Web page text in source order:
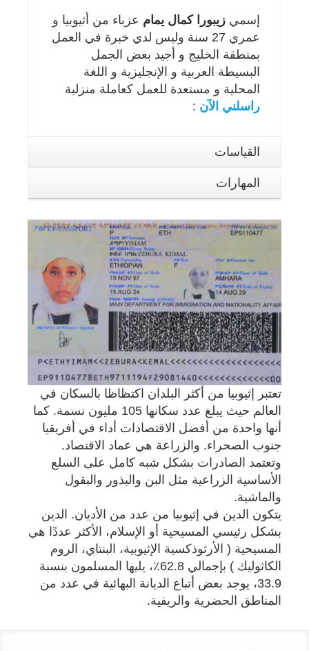
إسمي زيبورا كمال يمام عزباء من أثيوبيا و
عمري 27 سنة وليس لدي خبرة في العمل
بمنطقة الخليج و أجيد بعض الجمل
البسيطة العربية و الإنجليزية و اللغة
المحلية و مستعدة للعمل كعاملة منزلية
راسلني الآن :
القياسات
المهارات
تعتبر إثيوبيا من أكثر البلدان اكتظاظا بالسكان في
العالم حيث يبلغ عدد سكانها 105 مليون نسمة. كما
أنها واحدة من أفضل الاقتصادات أداء في أفريقيا
جنوب الصحراء. والزراعة هي عماد الاقتصاد.
وتعتمد الصادرات بشكل شبه كامل على السلع
الأساسية الزراعية مثل البن والبذور والبقول
والماشية.
يتكون الدين في إثيوبيا من عدد من الأديان. الدين
بشكل رئيسي المسيحية أو الإسلام، الأكثر عددًا هي
المسيحية ( الأرثوذكسية الإثيوبية، البنتاي، الروم
الكاثوليك ) بإجمالي 62.8٪، يليها المسلمون بنسبة
33.9، يوجد بعض أتباع الديانة البهائية في عدد من
المناطق الحضرية والريفية.